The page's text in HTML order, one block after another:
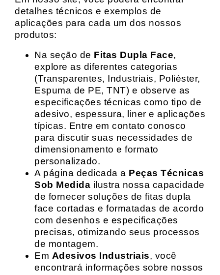
detalhes técnicos e exemplos de
aplicações para cada um dos nossos
produtos:
Na seção de Fitas Dupla Face,
explore as diferentes categorias
(Transparentes, Industriais, Poliéster,
Espuma de PE, TNT) e observe as
especificações técnicas como tipo de
adesivo, espessura, liner e aplicações
típicas. Entre em contato conosco
para discutir suas necessidades de
dimensionamento e formato
personalizado.
A página dedicada a Peças Técnicas
Sob Medida ilustra nossa capacidade
de fornecer soluções de fitas dupla
face cortadas e formatadas de acordo
com desenhos e especificações
precisas, otimizando seus processos
de montagem.
Em Adesivos Industriais, você
encontrará informações sobre nossos